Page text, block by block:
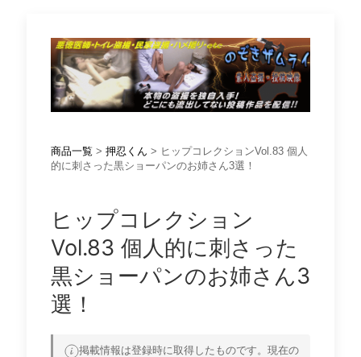
商品一覧 > 押忍くん > ヒップコレクションVol.83 個人
的に刺さった黒ショーパンのお姉さん3選！
ヒップコレクション
Vol.83 個人的に刺さった
黒ショーパンのお姉さん3
選！
掲載情報は登録時に取得したものです。現在の